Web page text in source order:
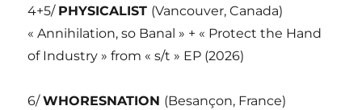
4+5/ PHYSICALIST (Vancouver, Canada)
« Annihilation, so Banal » + « Protect the Hand
of Industry » from « s/t » EP (2026)
6/WHORESNATION (Besançon, France)